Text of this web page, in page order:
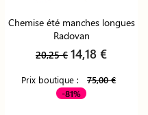
Chemise été manches longues
Radovan
20,25 € 14,18 €
Prix boutique :
75,00 €
-81%